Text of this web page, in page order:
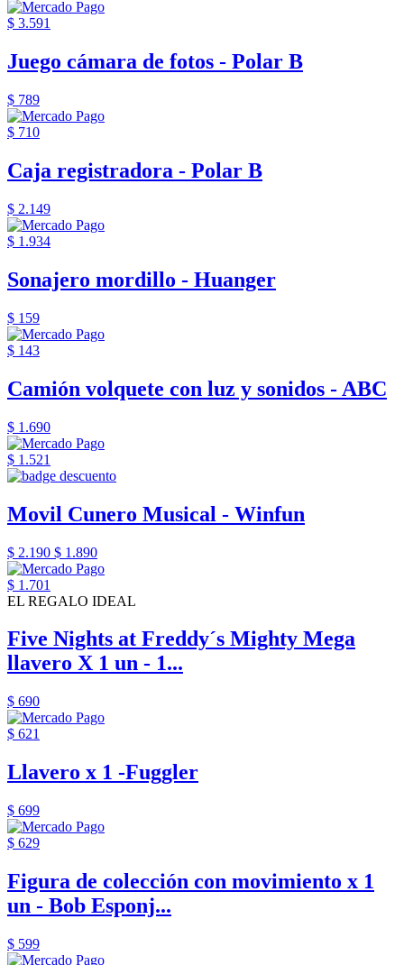
$ 3.591
Juego cámara de fotos - Polar B
$ 789
$ 710
Caja registradora - Polar B
$ 2.149
$ 1.934
Sonajero mordillo - Huanger
$ 159
$ 143
Camión volquete con luz y sonidos - ABC
$ 1.690
$ 1.521
Movil Cunero Musical - Winfun
$ 2.190 $ 1.890
$ 1.701
EL REGALO IDEAL
Five Nights at Freddy´s Mighty Mega
llavero X 1 un - 1...
$ 690
$ 621
Llavero x 1 -Fuggler
$ 699
$ 629
Figura de colección con movimiento x 1
un - Bob Esponj...
$ 599